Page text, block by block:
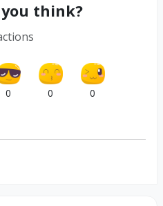
think?
0 0 0